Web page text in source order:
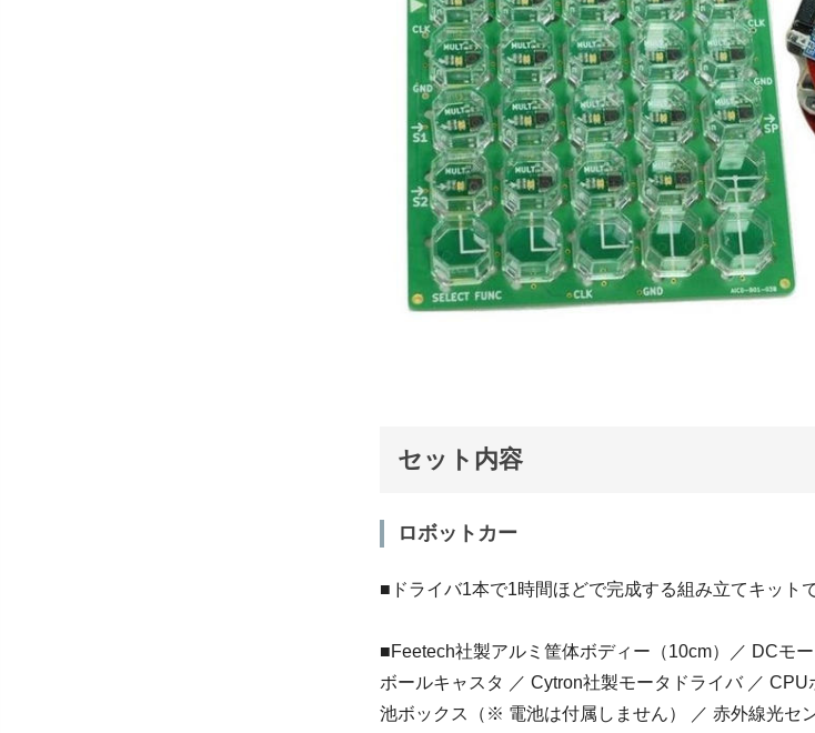
セット内容
ロボットカー
■ドライバ1本で1時間ほどで完成する組み立てキットで
■Feetech社製アルミ筐体ボディー（10cm）／ DCモ
ボールキャスタ ／ Cytron社製モータドライバ ／
池ボックス（※ 電池は付属しません） ／ 赤外線光セ